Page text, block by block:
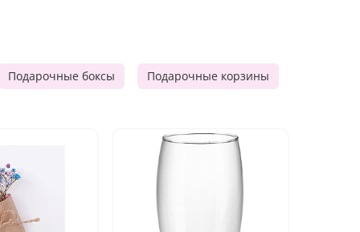
Подарочные боксы Подарочные корзины